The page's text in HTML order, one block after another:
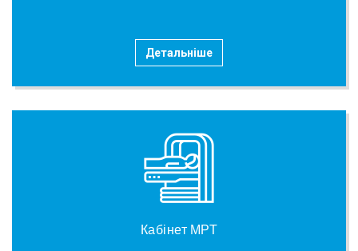
Детальніше
Кабінет МРТ